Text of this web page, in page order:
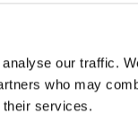
our traffic.
who may
their services.